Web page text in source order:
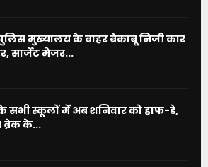
मुख्यालय के बाहर बेकाबू निजी कार
सार्जेंट मेजर...
के सभी स्कूलों में अब शनिवार को हाफ-डे,
ब्रेक के...